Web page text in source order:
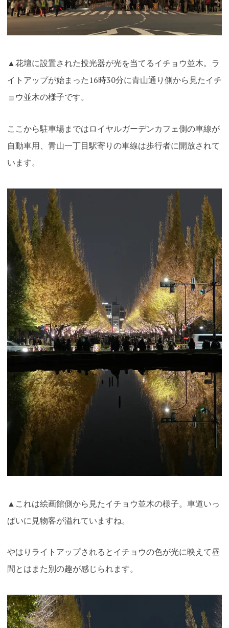
▲花壇に設置された投光器が光を当てるイチョウ並木。ラ
イトアップが始まった16時30分に青山通り側から見たイチ
ョウ並木の様子です。
ここから駐車場まではロイヤルガーデンカフェ側の車線が
自動車用、青山一丁目駅寄りの車線は歩行者に開放されて
います。
▲これは絵画館側から見たイチョウ並木の様子。車道いっ
ぱいに見物客が溢れていますね。
やはりライトアップされるとイチョウの色が光に映えて昼
間とはまた別の趣が感じられます。